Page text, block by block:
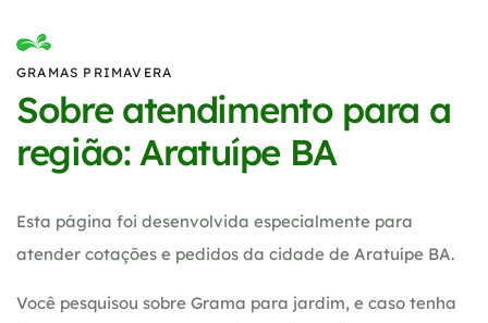
GRAMAS PRIMAVERA
Sobre atendimento para a
região: Aratuípe BA
Esta página foi desenvolvida especialmente para
atender cotações e pedidos da cidade de Aratuípe BA.
Você pesquisou sobre Grama para jardim, e caso tenha